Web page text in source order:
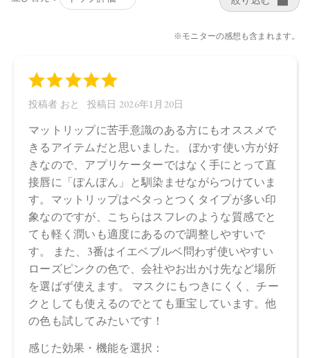
【商品サイズ】
トリ（カプリル酸／カプリン酸）グリセリル、シリカ、セル
ロース、ジメチコン、ミリスチン酸デキストリン、ジイソス
セラミドNP、エチルヘキシルグリセリン、ラベンダー油、ベ
ルガモット果皮油、ニオイテンジクアオイ油、アオモジ果実
油、イランイラン花油、トコフェロール、シメチコン、オプ
ンチアフィクスインジカ種子油、オリーブ果実油、ホホバ種
子油、水、BG、ソメイヨシノ葉エキス、カニナバラ果実エキ
ス、センチフォリアバラ花エキス、カミツレ花エキス、（＋/
－）ジイソステアリン酸グリセリル、セスキイソステアリン
酸ソルビタン、リンゴ酸ジイソステアリル、酸化チタン、酸
化鉄、水酸化Al、赤201、赤202、硫酸Ba、黄4
・02
トリ（カプリル酸／カプリン酸）グリセリル、シリカ、セル
ロース、ジメチコン、ミリスチン酸デキストリン、ジイソス
テアリン酸ポリグリセリル－3、ジメチコンクロスポリマー、
セラミドNP、エチルヘキシルグリセリン、ラベンダー油、ベ